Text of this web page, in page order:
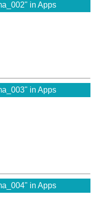
in Apps
in Apps
in Apps